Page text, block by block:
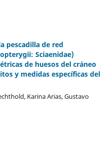
pescadilla de red
Sciaenidae)
de huesos del cráneo
y medidas específicas del
Karina Arias, Gustavo